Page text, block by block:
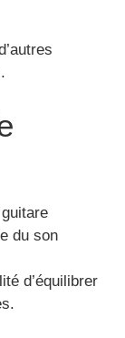
du son
d’équilibrer